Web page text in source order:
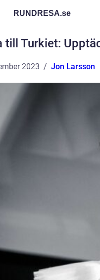
RUNDRESA.se
till Turkiet:
2023 Jon Larsson